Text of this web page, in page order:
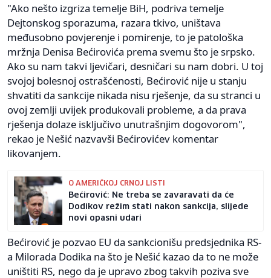
"Ako nešto izgriza temelje BiH, podriva temelje
Dejtonskog sporazuma, razara tkivo, uništava
međusobno povjerenje i pomirenje, to je patološka
mržnja Denisa Bećirovića prema svemu što je srpsko.
Ako su nam takvi ljevičari, desničari su nam dobri. U toj
svojoj bolesnoj ostrašćenosti, Bećirović nije u stanju
shvatiti da sankcije nikada nisu rješenje, da su stranci u
ovoj zemlji uvijek produkovali probleme, a da prava
rješenja dolaze isključivo unutrašnjim dogovorom",
rekao je Nešić nazvavši Bećirovićev komentar
likovanjem.
O AMERIČKOJ CRNOJ LISTI
Bećirović: Ne treba se zavaravati da će
Dodikov režim stati nakon sankcija, slijede
novi opasni udari
Bećirović je pozvao EU da sankcionišu predsjednika RS-
a Milorada Dodika na što je Nešić kazao da to ne može
uništiti RS, nego da je upravo zbog takvih poziva sve